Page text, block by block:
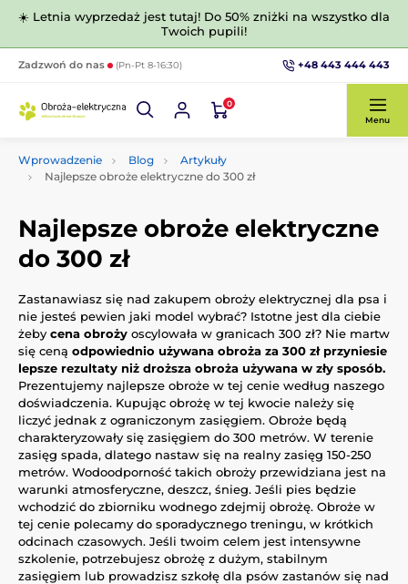
☀️ Letnia wyprzedaż jest tutaj! Do 50% zniżki na wszystko dla
Twoich pupili!
Zadzwoń do nas (Pn-Pt 8-16:30) +48 443 444 443
0
Menu
Wprowadzenie Blog
Artykuły
Najlepsze obroże elektryczne do 300 zł
Najlepsze obroże elektryczne
do 300 zł
Zastanawiasz się nad zakupem obroży elektrycznej dla psa i
nie jesteś pewien jaki model wybrać? Istotne jest dla ciebie
żeby cena obroży oscylowała w granicach 300 zł? Nie martw
się ceną odpowiednio używana obroża za 300 zł przyniesie
lepsze rezultaty niż droższa obroża używana w zły sposób.
Prezentujemy najlepsze obroże w tej cenie według naszego
doświadczenia. Kupując obrożę w tej kwocie należy się
liczyć jednak z ograniczonym zasięgiem. Obroże będą
charakteryzowały się zasięgiem do 300 metrów. W terenie
zasięg spada, dlatego nastaw się na realny zasięg 150-250
metrów. Wodoodporność takich obroży przewidziana jest na
warunki atmosferyczne, deszcz, śnieg. Jeśli pies będzie
wchodzić do zbiorniku wodnego zdejmij obrożę. Obroże w
tej cenie polecamy do sporadycznego treningu, w krótkich
odcinach czasowych. Jeśli twoim celem jest intensywne
szkolenie, potrzebujesz obrożę z dużym, stabilnym
zasięgiem lub prowadzisz szkołę dla psów zastanów się nad